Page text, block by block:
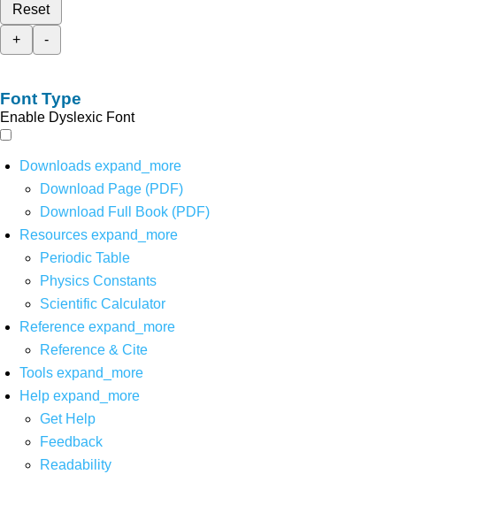
Reset
+
-
Font Type
Enable Dyslexic Font
Downloads expand_more
Download Page (PDF)
Download Full Book (PDF)
Resources expand_more
Periodic Table
Physics Constants
Scientific Calculator
Reference expand_more
Reference & Cite
Tools expand_more
Help expand_more
Get Help
Feedback
Readability